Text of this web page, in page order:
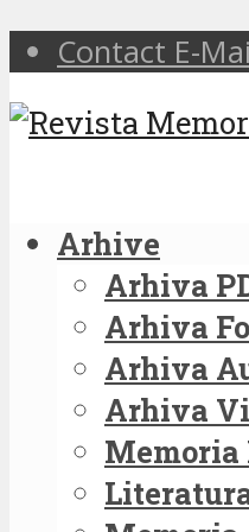
Contact E-
Arhive
Arhiva
Arhiva
Arhiva
Arhiva
Memoria